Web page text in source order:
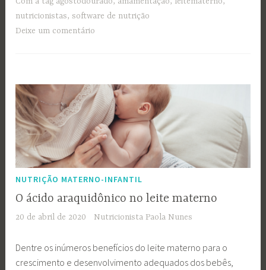
nutricionistas,software de nutrição
Deixe um comentário
NUTRIÇÃO MATERNO-INFANTIL
O ácido araquidônico no leite materno
20 de abril de 2020 Nutricionista Paola Nunes
Dentre os inúmeros benefícios do leite materno para o
crescimento e desenvolvimento adequados dos bebês,